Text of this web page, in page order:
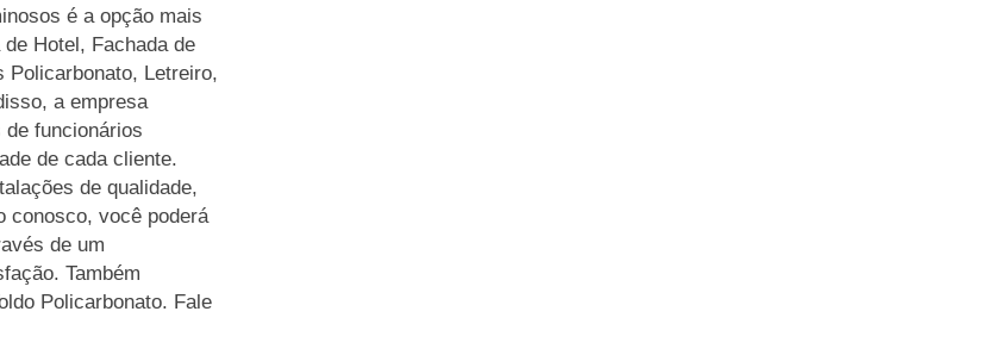
é a opção mais
Hotel, Fachada de
Policarbonato, Letreiro,
a empresa
funcionários
de cada cliente.
de qualidade,
conosco, você poderá
de um
Também
Policarbonato. Fale